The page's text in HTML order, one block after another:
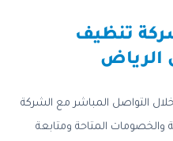
تنظيف
الرياض
التواصل المباشر مع الشركة
والخصومات المتاحة ومتابعة